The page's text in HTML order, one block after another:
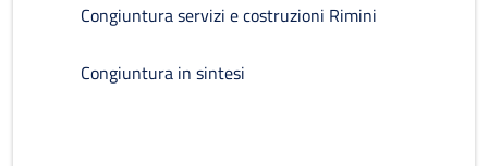
Congiuntura servizi e costruzioni Rimini
Congiuntura in sintesi